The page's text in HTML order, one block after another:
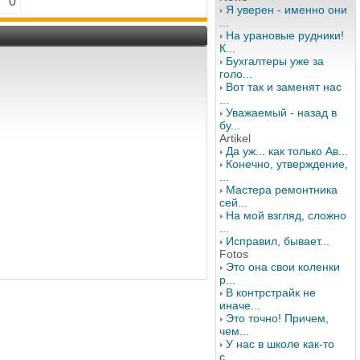
Я уверен - именно они
На урановые рудники!
К...
Бухгалтеры уже за
голо...
Вот так и заменят нас
Уважаемый - назад в
бу...
Artikel
Да уж... как только Ав...
Конечно, утверждение,
Мастера ремонтника
сей...
На мой взгляд, сложно
Исправил, бывает...
Fotos
Это она свои коленки
р...
В контрстрайк не
иначе...
Это точно! Причем,
чем...
У нас в школе как-то
с...